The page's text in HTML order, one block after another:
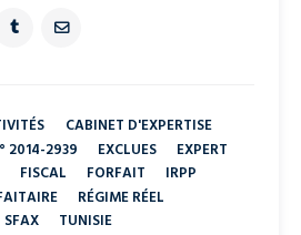
CABINET D'EXPERTISE
2014-2939 EXCLUES
EXPERT
FISCAL FORFAIT
IRPP
RÉGIME RÉEL
SFAX TUNISIE